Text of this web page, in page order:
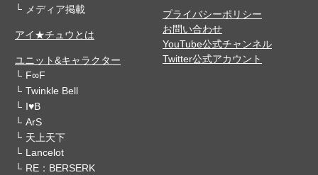
メディア掲載
アイ★チュウとは
ユニット&キャラクター
F∞F
Twinkle Bell
I♥B
ArS
天上天下
Lancelot
RE：BERSERK
プライバシーポリシー
お問い合わせ
YouTube公式チャンネル
Twitter公式アカウント